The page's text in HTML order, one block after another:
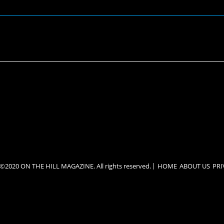
ON THE HILL MAGAZINE. All rights reserved. HOME ABOUT US